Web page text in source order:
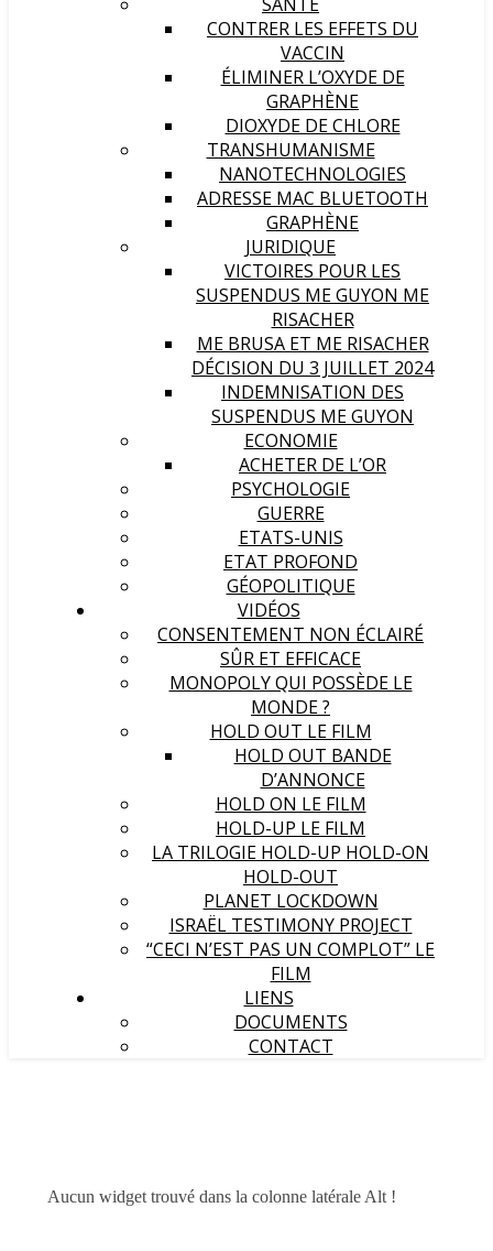
CONTRER LES EFFETS DU
VACCIN
ÉLIMINER L’OXYDE DE
GRAPHÈNE
DIOXYDE DE CHLORE
TRANSHUMANISME
NANOTECHNOLOGIES
ADRESSE MAC BLUETOOTH
GRAPHÈNE
JURIDIQUE
VICTOIRES POUR LES
SUSPENDUS ME GUYON ME
RISACHER
ME BRUSA ET ME RISACHER
DÉCISION DU 3 JUILLET 2024
INDEMNISATION DES
SUSPENDUS ME GUYON
ECONOMIE
ACHETER DE L’OR
PSYCHOLOGIE
GUERRE
ETATS-UNIS
ETAT PROFOND
GÉOPOLITIQUE
VIDÉOS
CONSENTEMENT NON ÉCLAIRÉ
SÛR ET EFFICACE
MONOPOLY QUI POSSÈDE LE
MONDE ?
HOLD OUT LE FILM
HOLD OUT BANDE
D’ANNONCE
HOLD ON LE FILM
HOLD-UP LE FILM
LA TRILOGIE HOLD-UP HOLD-ON
HOLD-OUT
PLANET LOCKDOWN
ISRAËL TESTIMONY PROJECT
“CECI N’EST PAS UN COMPLOT” LE
FILM
LIENS
DOCUMENTS
CONTACT
Aucun widget trouvé dans la colonne latérale Alt !